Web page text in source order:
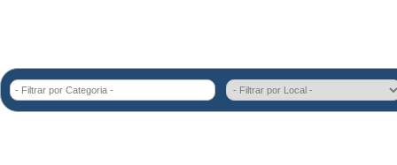
- Filtrar por Categoria -